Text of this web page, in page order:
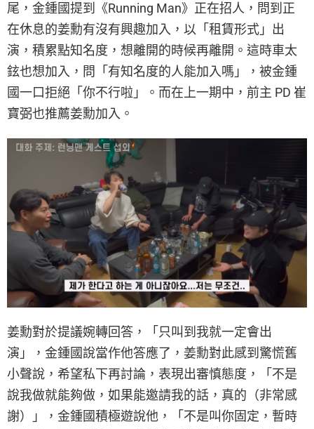
尾，金鍾國提到《Running Man》正在招人，問到正
在休息的姜勳有沒有興趣加入，以「租賃形式」出
演，積累點知名度，想離開的時候再離開。這時車太
鉉也想加入，問「有知名度的人能加入嗎」，被金鍾
國一口拒絕「你不行啦」。而在上一期中，前主 PD 崔
寶弼也推薦姜勳加入。
姜勳對於提議婉轉回答，「只叫到我就一定會出
演」，金鍾國說當作他答應了，姜勳對此感到驚慌舊
小聲說，希望私下再討論，表現出審慎態度，「不是
說我做就能夠做，如果能邀請我的話，真的（非常感
謝）」，金鍾國積極遊說他，「不是叫你固定，暫時